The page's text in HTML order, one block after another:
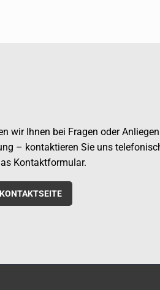
wir Ihnen bei Fragen oder Anliegen
– kontaktieren Sie uns
Kontaktformular.